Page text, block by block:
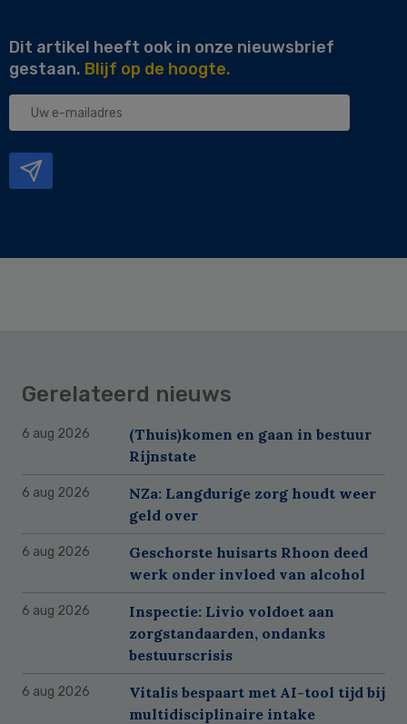
Dit artikel heeft ook in onze nieuwsbrief
gestaan. Blijf op de hoogte.
Uw
Gerelateerd nieuws
6 aug 2026
(Thuis)komen en gaan in bestuur
Rijnstate
6 aug 2026
NZa: Langdurige zorg houdt weer
geld over
6 aug 2026
Geschorste huisarts Rhoon deed
werk onder invloed van alcohol
6 aug 2026
Inspectie: Livio voldoet aan
zorgstandaarden, ondanks
bestuurscrisis
6 aug 2026
Vitalis bespaart met AI-tool tijd bij
multidisciplinaire intake